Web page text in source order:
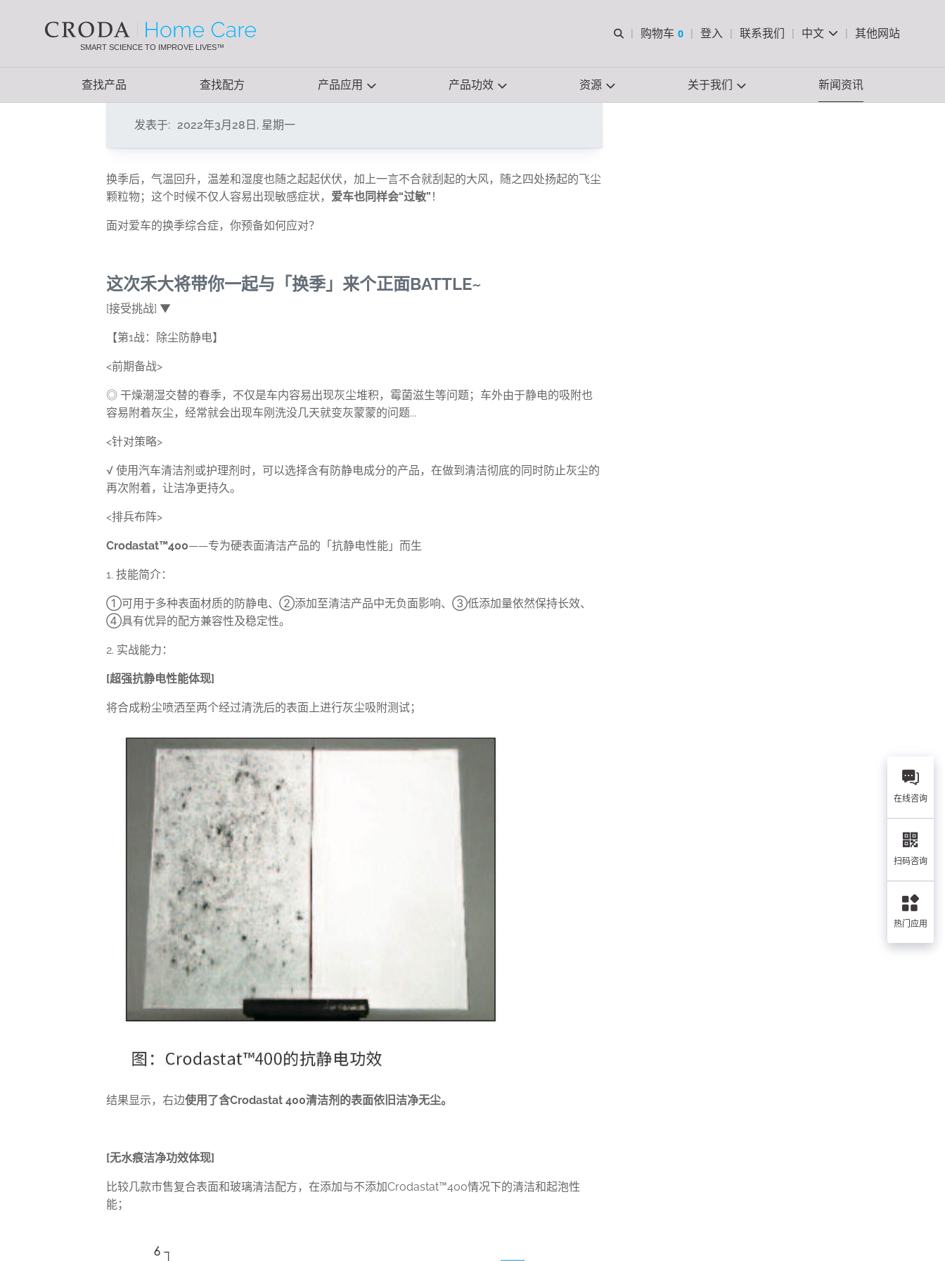
SMART SCIENCE TO IMPROVE LIVES™
Open Search
购物车 0
查看购物车
登入 联系我们 中文 其他网站
查找产品 查找配方 产品应用 产品功效 资源 关于我们 新闻资讯
换季汽车养护大作战，防雾防锈防静电
发表于: 2022年3月28日, 星期一
换季后，气温回升， 温差和湿度也随之起起伏伏，加上一言不合就刮起的大风，随之四处扬起的飞尘
颗粒物；这个时候不仅人容易出现敏感症状， 爱车也同样会“过敏” ！
面对爱车的换季综合症，你预备如何应对？
这次禾大将带你一起与「换季」来个正面BATTLE~
[接受挑战] ▼
【第1战：除尘防静电】
<前期备战>
◎ 干燥潮湿交替的春季，不仅是车内容易出现灰尘堆积，霉菌滋生等问题； 车外由于静电的吸附也
容易附着灰尘，经常就会出现车刚洗没几天就变灰蒙蒙的问题...
<针对策略>
√使用汽车清洁剂或护理剂时，可以选择含有防静电成分的产品，在做到清洁彻底的同时防止灰尘的
再次附着，让洁净更持久。
<排兵布阵>
Crodastat™400——专为硬表面清洁产品的「抗静电性能」而生
1.技能简介：
①可用于多种表面材质的防静电、②添加至清洁产品中无负面影响、③低添加量依然保持长效、
④具有优异的配方兼容性及稳定性。
2. 实战能力：
[超强抗静电性能体现]
将合成粉尘喷洒至两个经过清洗后的表面上进行灰尘吸附测试；
结果显示，右边使用了含Crodastat 400清洁剂的表面依旧洁净无尘。
[无水痕洁净功效体现]
比较几款市售复合表面和玻璃清洁配方，在添加与不添加Crodastat™400情况下的清洁和起泡性
能；
在线咨询
扫码咨询
热门应用